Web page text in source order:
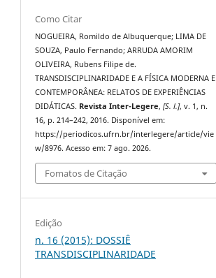
Como Citar
NOGUEIRA, Romildo de Albuquerque; LIMA DE
SOUZA, Paulo Fernando; ARRUDA AMORIM
OLIVEIRA, Rubens Filipe de.
TRANSDISCIPLINARIDADE E A FÍSICA MODERNA E
CONTEMPORÂNEA: RELATOS DE EXPERIÊNCIAS
DIDÁTICAS. Revista Inter-Legere,[S. l.], v. 1, n.
16, p. 214–242, 2016. Disponível em:
https://periodicos.ufrn.br/interlegere/article/vie
w/8976. Acesso em: 7 ago. 2026.
Fomatos de Citação
Edição
n. 16 (2015): DOSSIÊ
TRANSDISCIPLINARIDADE